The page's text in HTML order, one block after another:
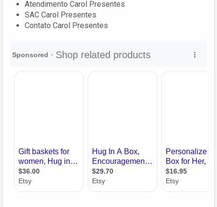
Atendimento Carol Presentes
SAC Carol Presentes
Contato Carol Presentes